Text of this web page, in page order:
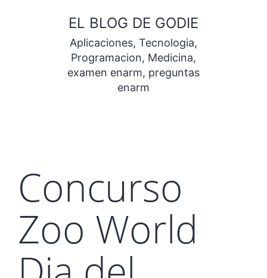
contenido
EL BLOG DE GODIE
Aplicaciones, Tecnologia,
Programacion, Medicina,
examen enarm, preguntas
enarm
Concurso
Zoo World